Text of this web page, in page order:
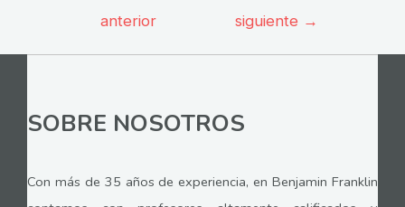
entradasanterior
siguiente →
SOBRE NOSOTROS
Con más de 35 años de experiencia, en Benjamin Franklin